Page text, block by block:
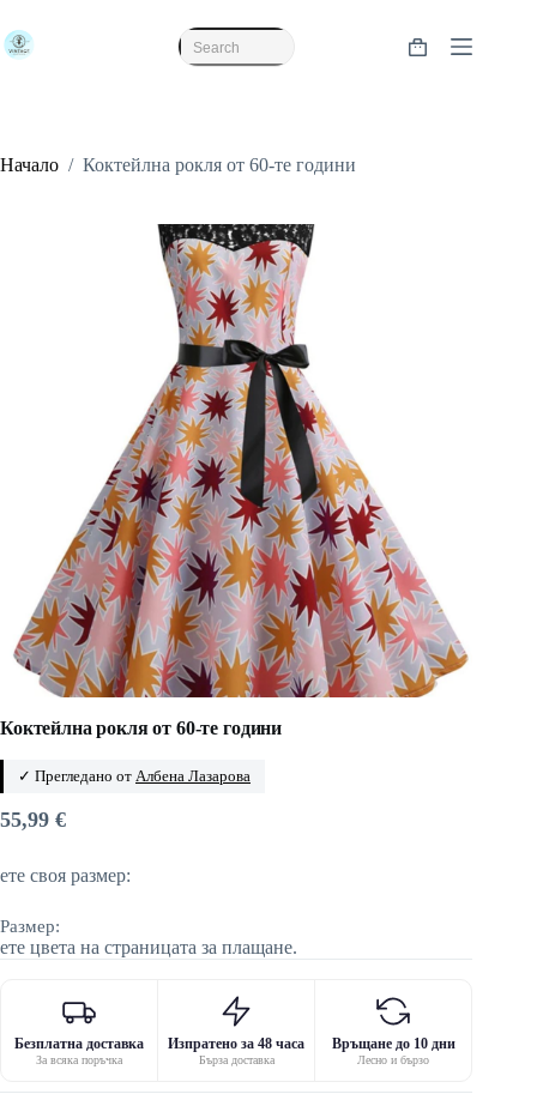
to
content
Shopping
Начало / Коктейлна рокля от 60-те години
Коктейлна рокля от 60-те години
✓ Прегледано от Албена Лазарова
55,99 €
ете своя размер:
Размер:
ете цвета на страницата за плащане.
Безплатна доставка
За всяка поръчка
Изпратено за 48 часа
Бърза доставка
Връщане до 10 дни
Лесно и бързо